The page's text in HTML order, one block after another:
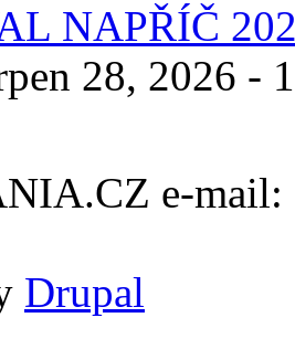
NAPŘÍČ
28, 2026 -
e-mail:
Drupal